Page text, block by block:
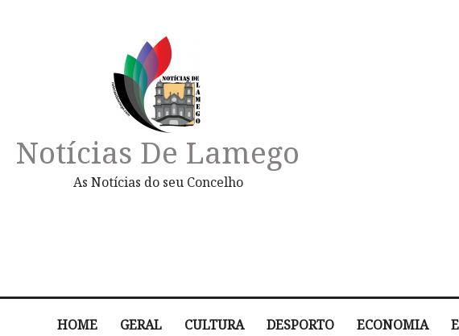
Notícias De Lamego
As Notícias do seu Concelho
HOME GERAL CULTURA DESPORTO ECONOMIA